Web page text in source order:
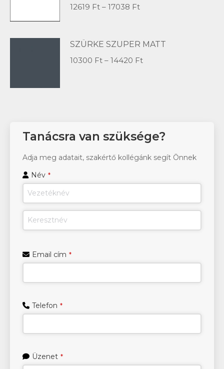
12619 Ft – 17038 FtÁrtartomány:
17038 Ft
SZÜRKE SZUPER MATT
10300 Ft – 14420 FtÁrtartomány:
Tanácsra van szüksége?
Adja meg adatait, szakértő kollégánk segít Önnek
Név *
Email cím *
Telefon *
Üzenet *